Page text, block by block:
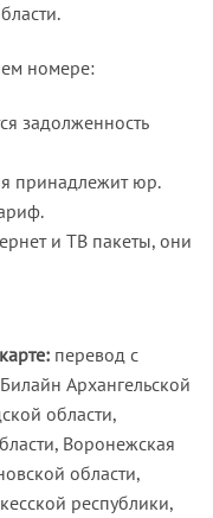
номере:
задолженность
принадлежит юр.
и ТВ пакеты, они
перевод с
Архангельской
области,
Воронежская
области,
республики,